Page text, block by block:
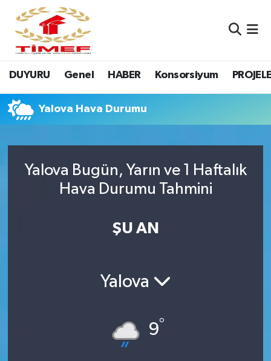
DUYURU Genel HABER Konsorsiyum
Yalova Hava Durumu
Yalova Bugün, Yarın ve 1 Haftalık
Hava Durumu Tahmini
ŞU AN
Yalova
9°
Anasayfa Kutu
Anasayfa Manşet
Canlı Yayın
Erasmus
Nöbetçi Eczaneler
Hava Durumu
Namaz Vakitleri
Süper Lig Puan Durumu ve Fikstür
Son Dakika Haberleri